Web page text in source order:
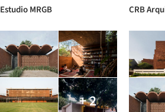
Estudio MRGB CRB
+ 2